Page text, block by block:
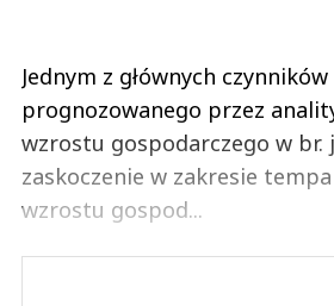
Jednym z głównych
prognozowanego przez
wzrostu gospodarczego w br.
zaskoczenie w zakresie
wzrostu gospod...